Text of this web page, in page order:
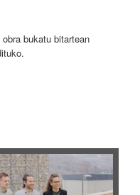
bukatu bitartean